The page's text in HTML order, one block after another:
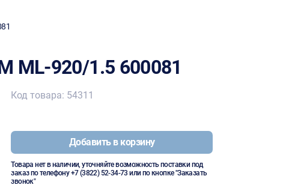
ML-920/1.5 600081
Код товара: 54311
Добавить в корзину
Товара нет в наличии, уточняйте возможность поставки под
заказ по телефону+7 (3822) 52-34-73 или по кнопке "Заказать
звонок"